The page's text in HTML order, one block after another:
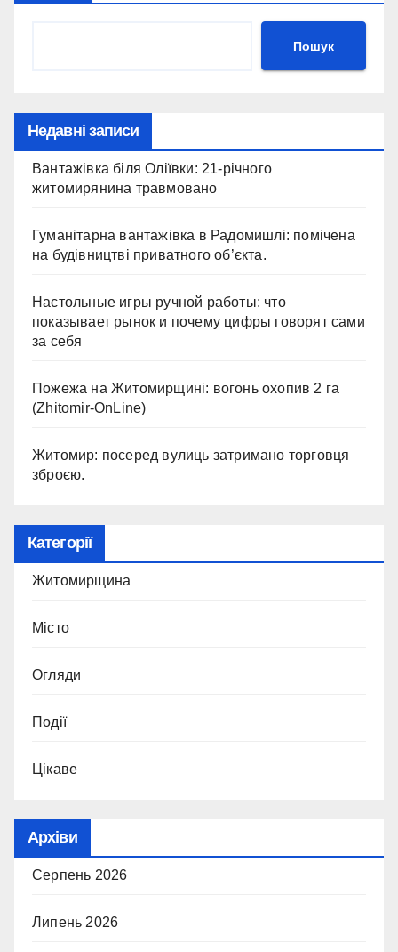
Пошук
Недавні записи
Вантажівка біля Оліївки: 21-річного
житомирянина травмовано
Гуманітарна вантажівка в Радомишлі: помічена
на будівництві приватного об’єкта.
Настольные игры ручной работы: что
показывает рынок и почему цифры говорят сами
за себя
Пожежа на Житомирщині: вогонь охопив 2 га
(Zhitomir-OnLine)
Житомир: посеред вулиць затримано торговця
зброєю.
Категорії
Житомирщина
Місто
Огляди
Події
Цікаве
Архіви
Серпень 2026
Липень 2026